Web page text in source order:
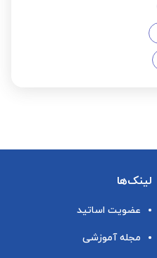
لینک‌ها
عضویت اساتید
مجله آموزشی